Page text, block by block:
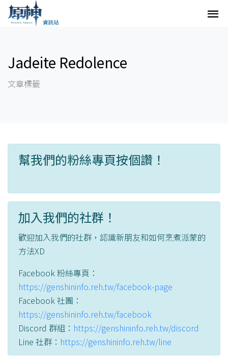
Jadeite Redolence
文章標籤
幫我們的粉絲專頁按個讚！
加入我們的社群！
歡迎加入我們的社群，認識新朋友和如何烹煮派蒙的
方法XD
Facebook 粉絲專頁：
https://genshininfo.reh.tw/facebook-page
Facebook 社團：
https://genshininfo.reh.tw/facebook
Discord 群組： https://genshininfo.reh.tw/discord
Line 社群： https://genshininfo.reh.tw/line